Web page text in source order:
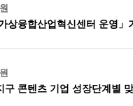
상융합산업혁신센터 운영
구 콘텐츠 기업 성장단계별